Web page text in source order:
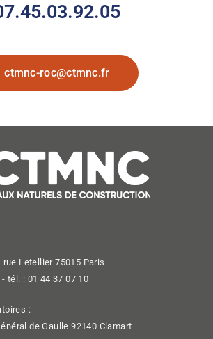
ctmnc-roc@ctmnc.fr
rue Letellier 75015 Paris
tél. : 01 44 37 07 10
:
de Gaulle 92140 Clamart